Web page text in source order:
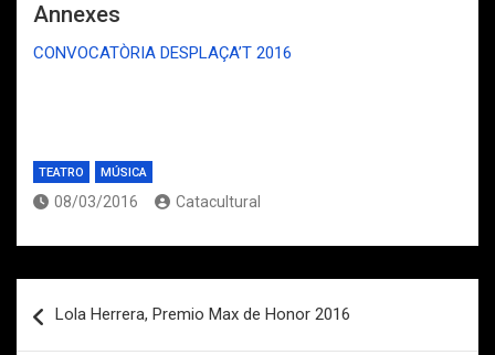
Annexes
CONVOCATÒRIA DESPLAÇA’T 2016
TEATRO MÚSICA
08/03/2016 Catacultural
de
Lola Herrera, Premio Max de Honor 2016